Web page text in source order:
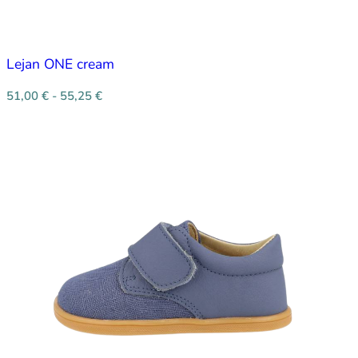
Lejan ONE cream
51,00 € - 55,25 €